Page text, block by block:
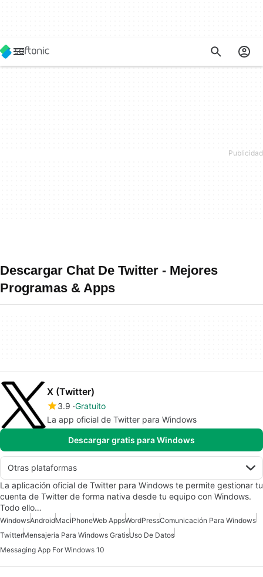
Descargar Chat De Twitter - Mejores
Programas & Apps
X (Twitter)
3.9 Gratuito
La app oficial de Twitter para Windows
Descargar gratis para Windows
Otras plataformas
La aplicación oficial de Twitter para Windows te permite gestionar tu
cuenta de Twitter de forma nativa desde tu equipo con Windows.
Todo ello…
WindowsAndroidMaciPhoneWeb AppsWordPressComunicación Para Windows
TwitterMensajería Para Windows GratisUso De Datos
Messaging App For Windows 10